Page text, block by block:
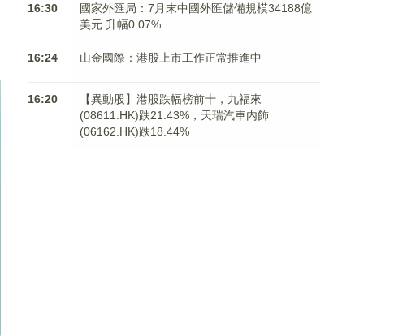
16:30
國家外匯局：7月末中國外匯儲備規模34188億
美元 升幅0.07%
16:24 山金國際：港股上市工作正常推進中
16:20
【異動股】港股跌幅榜前十，九福來
(08611.HK)跌21.43%，天瑞汽車内飾
(06162.HK)跌18.44%